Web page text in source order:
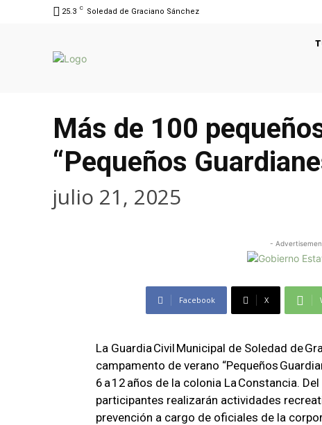
25.3 C Soledad de Graciano Sánchez
Más de 100
“Pequeños
julio 21, 2025
-
Facebook X
La Guardia Civil Municipal de Soledad de
campamento de verano “Pequeños
6 a 12 años de la colonia La Constancia.
participantes realizarán actividades
prevención a cargo de oficiales de la